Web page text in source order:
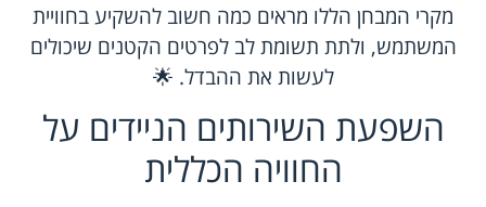
מקרי המבחן הללו מראים כמה חשוב להשקיע בחוויית
המשתמש, ולתת תשומת לב לפרטים הקטנים שיכולים
לעשות את ההבדל. 🌟
השפעת השירותים הניידים על
החוויה הכללית